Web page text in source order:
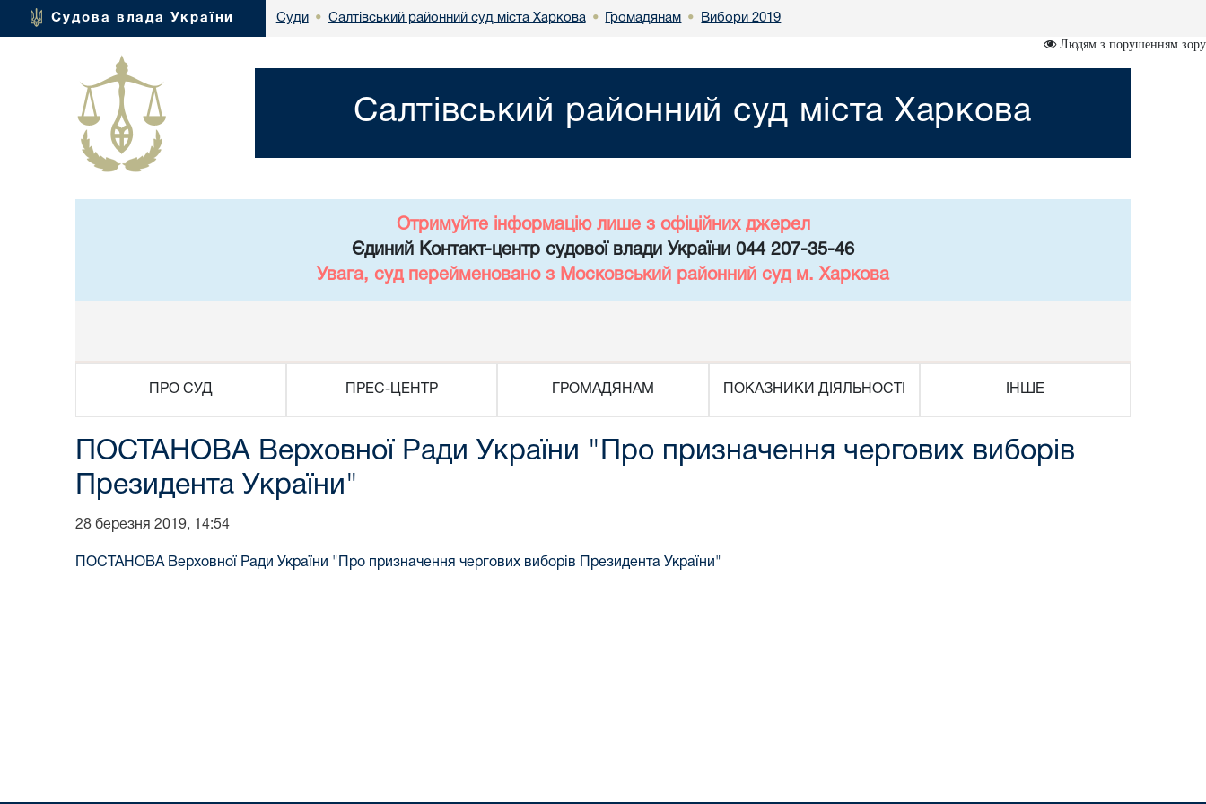
Судова влада України Суди • Салтівський районний суд міста Харкова • Громадянам • Вибори 2019
Людям з порушенням зору
Салтівський районний суд міста Харкова
Отримуйте інформацію лише з офіційних джерел
Єдиний Контакт-центр судової влади України 044 207-35-46
Увага, суд перейменовано з Московський районний суд м. Харкова
ПРО СУД ПРЕС-ЦЕНТР ГРОМАДЯНАМ ПОКАЗНИКИ ДІЯЛЬНОСТІ ІНШЕ
ПОСТАНОВА Верховної Ради України "Про призначення чергових виборів
Президента України"
28 березня 2019, 14:54
ПОСТАНОВА Верховної Ради України "Про призначення чергових виборів Президента України"